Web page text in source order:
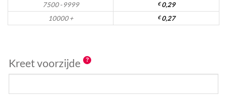
7500 - 9999
€0,29
10000 +
€0,27
Kreet voorzijde